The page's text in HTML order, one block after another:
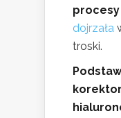
dojrzała
troski.